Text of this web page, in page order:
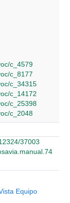
c_4579
c_8177
c_34315
c_14172
c_25398
c_2048
37003
Equipo